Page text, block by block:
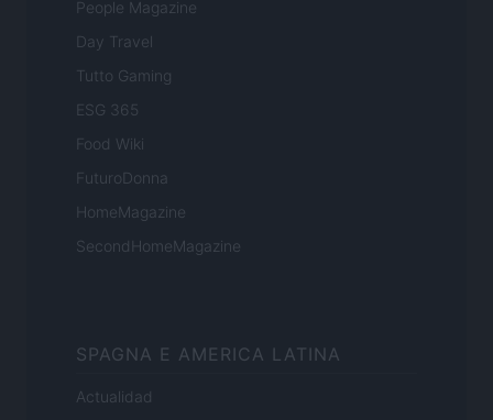
People Magazine
Day Travel
Tutto Gaming
ESG 365
Food Wiki
FuturoDonna
HomeMagazine
SecondHomeMagazine
SPAGNA E AMERICA LATINA
Actualidad